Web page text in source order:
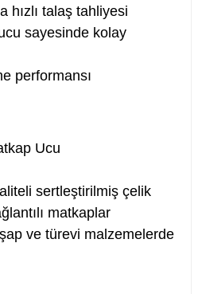
hızlı talaş tahliyesi
sayesinde kolay
performansı
Ucu
sertleştirilmiş çelik
matkaplar
ve türevi malzemelerde